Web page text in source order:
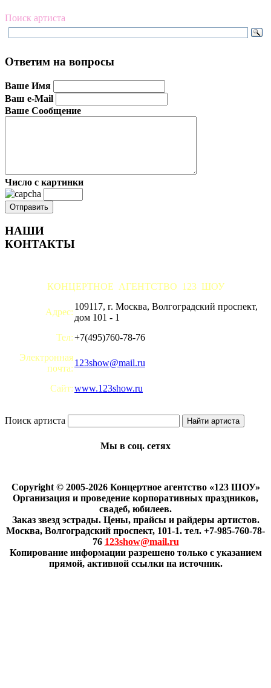
Поиск артиста
Ответим на вопросы
Ваше Имя
Ваш e-Mail
Ваше Сообщение
Число с картинки
НАШИ
КОНТАКТЫ
КОНЦЕРТНОЕ АГЕНТСТВО 123 ШОУ
Адрес:
109117, г. Москва, Волгоградский проспект,
дом 101 - 1
Тел:+7(495)760-78-76
Электронная
почта:
123show@mail.ru
Сайт:www.123show.ru
Поиск артиста
Мы в соц. сетях
Copyright © 2005-2026 Концертное агентство «123 ШОУ»
Организация и проведение корпоративных праздников,
свадеб, юбилеев.
Заказ звезд эстрады. Цены, прайсы и райдеры артистов.
Москва, Волгоградский проспект, 101-1. тел. +7-985-760-78-
76 123show@mail.ru
Копирование информации разрешено только с указанием
прямой, активной ссылки на источник.